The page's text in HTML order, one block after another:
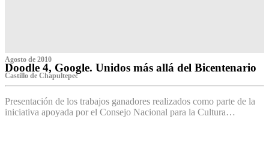
Agosto de 2010
Doodle 4, Google. Unidos más allá del Bicentenario
Castillo de Chapultepec
Presentación de los trabajos ganadores realizados como parte de la
iniciativa apoyada por el Consejo Nacional para la Cultura…